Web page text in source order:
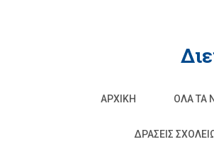
ΑΡΧΙΚΉ ΌΛΑ ΤΑ
ΔΡΆΣΕΙΣ